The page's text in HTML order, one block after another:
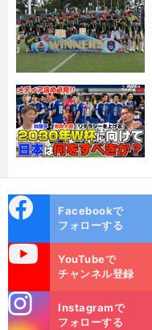
ok
Facebookで
フォローする
YouTubeで
チャンネル登録
m
Instagramで
フォローする